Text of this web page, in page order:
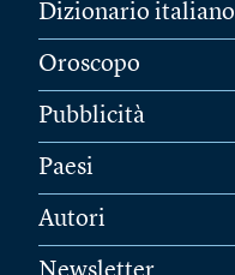
Dizionario italiano
Oroscopo
Pubblicità
Paesi
Autori